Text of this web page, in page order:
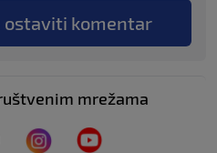
ostaviti komentar
mrežama